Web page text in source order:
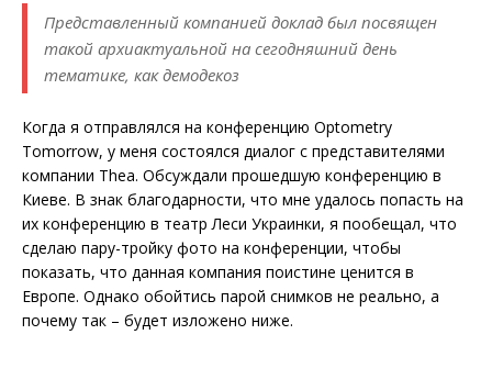
Представленный компанией доклад был посвящен
такой архиактуальной на сегодняшний день
тематике, как демодекоз
Когда я отправлялся на конференцию Optometry
Tomorrow, у меня состоялся диалог с представителями
компании Thea. Обсуждали прошедшую конференцию в
Киеве. В знак благодарности, что мне удалось попасть на
их конференцию в театр Леси Украинки, я пообещал, что
сделаю пару-тройку фото на конференции, чтобы
показать, что данная компания поистине ценится в
Европе. Однако обойтись парой снимков не реально, а
почему так – будет изложено ниже.